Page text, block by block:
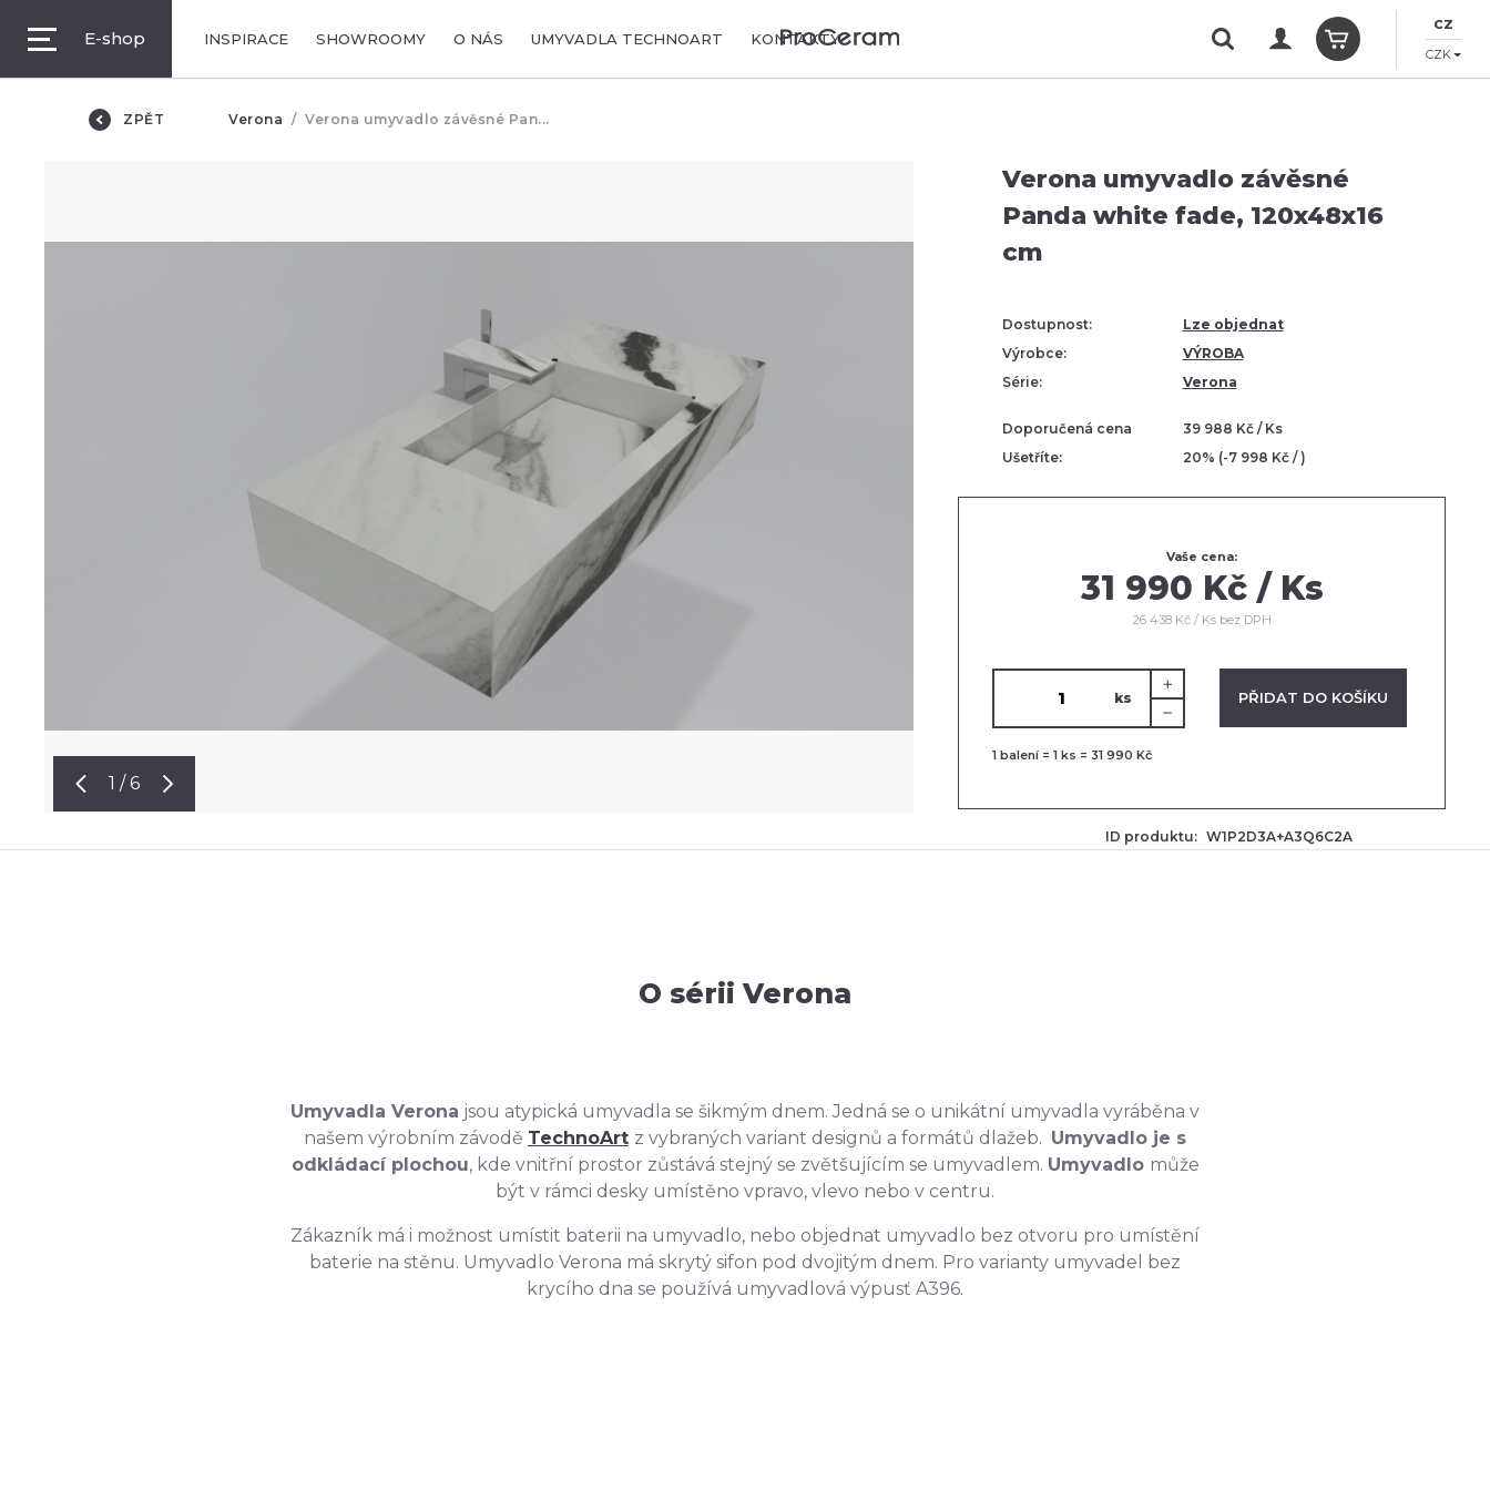
E-shop INSPIRACE SHOWROOMY O NÁS UMYVADLA TECHNOART KONTAKTY
CZ
CZK
ZPĚT Verona Verona umyvadlo závěsné Pan...
1 / 6
Verona umyvadlo závěsné
Panda white fade, 120x48x16
cm
Dostupnost:
Lze objednat
Výrobce:
VÝROBA
Série:
Verona
Doporučená cena
39 988 Kč / Ks
Ušetříte:
20% (-7 998 Kč / )
Vaše cena:
31 990 Kč / Ks
26 438 Kč / Ks bez DPH
ks
VLOŽENO V KOŠÍKU PŘIDAT DO KOŠÍKU
1 balení = 1 ks = 31 990 Kč
ID produktu: W1P2D3A+A3Q6C2A
O sérii Verona
Umyvadla Verona jsou atypická umyvadla se šikmým dnem. Jedná se o unikátní umyvadla vyráběna v
našem výrobním závodě TechnoArt z vybraných variant designů a formátů dlažeb. Umyvadlo je s
odkládací plochou, kde vnitřní prostor zůstává stejný se zvětšujícím se umyvadlem. Umyvadlo může
být v rámci desky umístěno vpravo, vlevo nebo v centru.
Zákazník má i možnost umístit baterii na umyvadlo, nebo objednat umyvadlo bez otvoru pro umístění
baterie na stěnu. Umyvadlo Verona má skrytý sifon pod dvojitým dnem. Pro varianty umyvadel bez
krycího dna se používá umyvadlová výpusť A396.